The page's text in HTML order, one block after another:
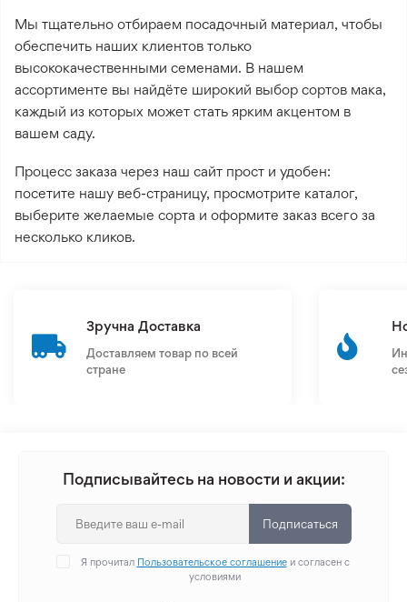
Мы тщательно отбираем посадочный материал, чтобы
обеспечить наших клиентов только
высококачественными семенами. В нашем
ассортименте вы найдёте широкий выбор сортов мака,
каждый из которых может стать ярким акцентом в
вашем саду.
Процесс заказа через наш сайт прост и удобен:
посетите нашу веб-страницу, просмотрите каталог,
выберите желаемые сорта и оформите заказ всего за
несколько кликов.
Зручна Доставка
Доставляем товар по всей
стране
Подписывайтесь на новости и акции:
Подписаться
Я прочитал Пользовательское соглашениеи согласен с
условиями